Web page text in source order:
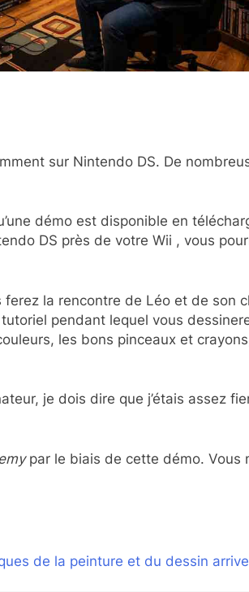
sur Nintendo DS. De
démo est disponible en
DS près de votre Wii , vous
la rencontre de Léo et de son
pendant lequel vous
les bons pinceaux et
je dois dire que j’étais assez
par le biais de cette démo. Vous
de la peinture et du dessin